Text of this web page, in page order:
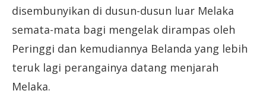
disembunyikan di dusun-dusun luar Melaka
semata-mata bagi mengelak dirampas oleh
Peringgi dan kemudiannya Belanda yang lebih
teruk lagi perangainya datang menjarah
Melaka.